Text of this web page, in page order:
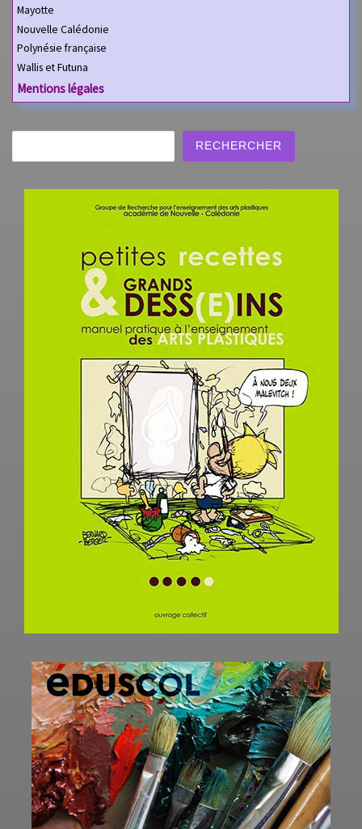
Mayotte
Nouvelle Calédonie
Polynésie française
Wallis et Futuna
Mentions légales
RECHERCHER